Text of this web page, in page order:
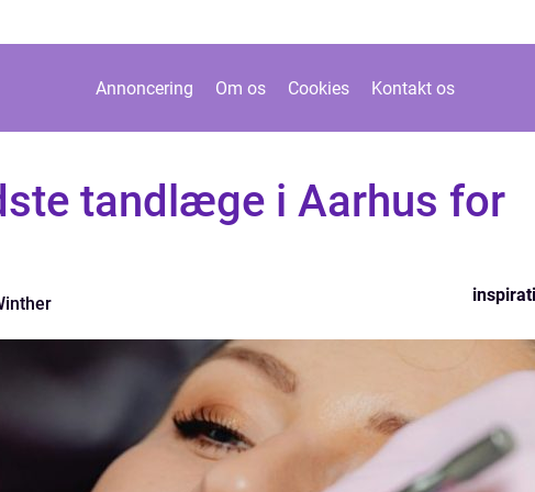
Annoncering Om os Cookies Kontakt os
tandlæge i Aarhus for